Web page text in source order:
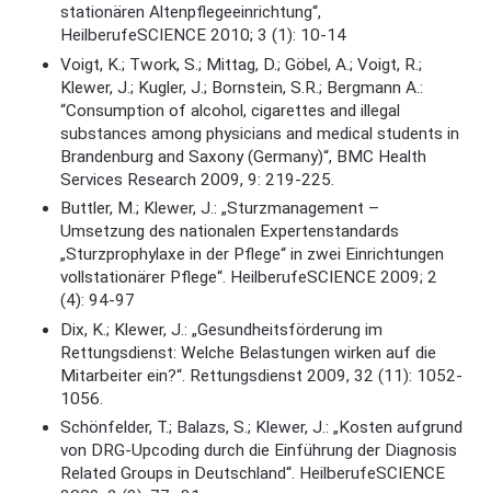
stationären Altenpflegeeinrichtung“,
HeilberufeSCIENCE 2010; 3 (1): 10-14
Voigt, K.; Twork, S.; Mittag, D.; Göbel, A.; Voigt, R.;
Klewer, J.; Kugler, J.; Bornstein, S.R.; Bergmann A.:
“Consumption of alcohol, cigarettes and illegal
substances among physicians and medical students in
Brandenburg and Saxony (Germany)“, BMC Health
Services Research 2009, 9: 219-225.
Buttler, M.; Klewer, J.: „Sturzmanagement –
Umsetzung des nationalen Expertenstandards
„Sturzprophylaxe in der Pflege“ in zwei Einrichtungen
vollstationärer Pflege“. HeilberufeSCIENCE 2009; 2
(4): 94-97
Dix, K.; Klewer, J.: „Gesundheitsförderung im
Rettungsdienst: Welche Belastungen wirken auf die
Mitarbeiter ein?“. Rettungsdienst 2009, 32 (11): 1052-
1056.
Schönfelder, T.; Balazs, S.; Klewer, J.: „Kosten aufgrund
von DRG-Upcoding durch die Einführung der Diagnosis
Related Groups in Deutschland“. HeilberufeSCIENCE